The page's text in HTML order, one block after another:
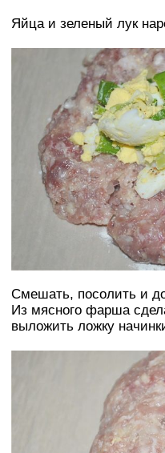
Яйца и зеленый лук
Смешать, посолить и
Из мясного фарша
выложить ложку